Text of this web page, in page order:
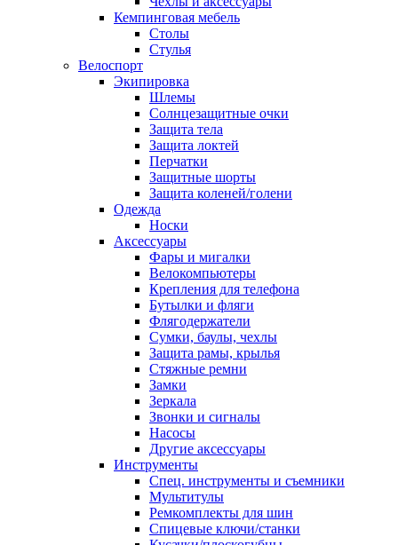
Кемпинговая мебель
Столы
Стулья
Велоспорт
Экипировка
Шлемы
Солнцезащитные очки
Защита тела
Защита локтей
Перчатки
Защитные шорты
Защита коленей/голени
Одежда
Носки
Аксессуары
Фары и мигалки
Велокомпьютеры
Крепления для телефона
Бутылки и фляги
Флягодержатели
Сумки, баулы, чехлы
Защита рамы, крылья
Стяжные ремни
Замки
Зеркала
Звонки и сигналы
Насосы
Другие аксессуары
Инструменты
Спец. инструменты и съемники
Мультитулы
Ремкомплекты для шин
Спицевые ключи/станки